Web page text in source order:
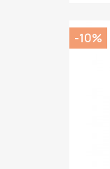
-10%